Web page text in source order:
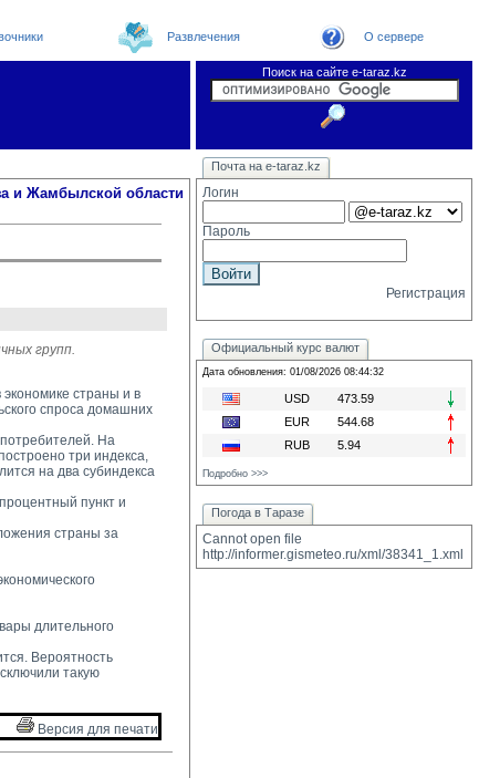
Развлечения О сервере
Поиск на сайте e-taraz.kz
Новости Погода в Таразе
Телефоный справочник
Видеоконференция
Новости e-taraz
и Жамбылской области
групп.
страны и в
спроса домашних
На
три индекса,
на два субиндекса
пункт и
страны за
длительного
Вероятность
такую
Версия для печати
Почта на e-taraz.kz
Логин
Пароль
Регистрация
Официальный курс валют
Дата обновления: 01/08/2026 08:44:32
USD
473.59
EUR
544.68
RUB
5.94
Подробно >>>
Погода в Таразе
Cannot open file
http://informer.gismeteo.ru/xml/38341_1.xml